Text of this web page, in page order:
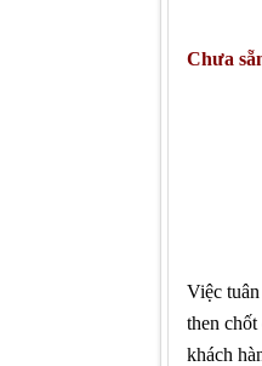
Chưa
Việc
then chốt
khách